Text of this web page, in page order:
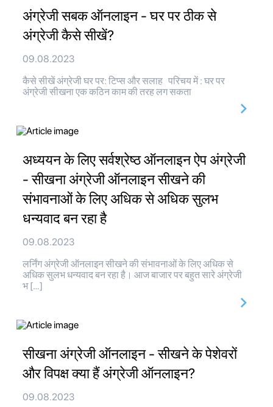
अंग्रेजी सबक ऑनलाइन - घर पर ठीक से
अंग्रेजी कैसे सीखें?
09.08.2023
कैसे सीखें अंग्रेजी घर पर: टिप्स और सलाह परिचय में : घर पर
अंग्रेजी सीखना एक कठिन काम की तरह लग सकता
अध्ययन के लिए सर्वश्रेष्ठ ऑनलाइन ऐप अंग्रेजी
- सीखना अंग्रेजी ऑनलाइन सीखने की
संभावनाओं के लिए अधिक से अधिक सुलभ
धन्यवाद बन रहा है
09.08.2023
लर्निंग अंग्रेजी ऑनलाइन सीखने की संभावनाओं के लिए अधिक से
अधिक सुलभ धन्यवाद बन रहा है। आज बाजार पर बहुत सारे अंग्रेजी
भ […]
सीखना अंग्रेजी ऑनलाइन - सीखने के पेशेवरों
और विपक्ष क्या हैं अंग्रेजी ऑनलाइन?
09.08.2023